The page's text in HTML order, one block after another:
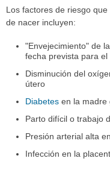
Los factores de riesgo
de nacer incluyen:
"Envejecimiento" de
fecha prevista para el
Disminución del
útero
Diabetes en la madre
Parto difícil o trabajo
Presión arterial alta
Infección en la